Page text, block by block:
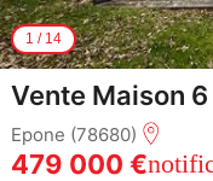
1 / 14
Vente Maison
Epone (78680)
479 000 €